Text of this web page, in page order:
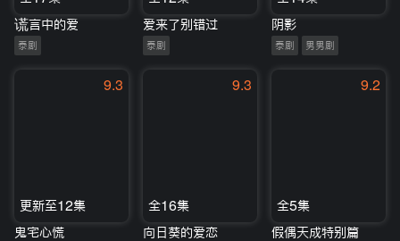
谎言中的爱
泰剧
爱来了别错过
泰剧
阴影
泰剧 男男剧
9.3
更新至12集
鬼宅心慌
9.3
全16集
向日葵的爱恋
9.2
全5集
假偶天成特别篇